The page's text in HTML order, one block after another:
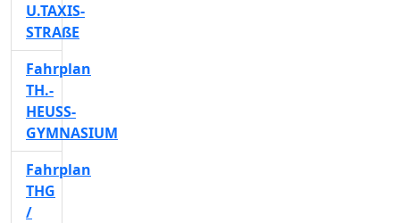
U.TAXIS-
STRAßE
Fahrplan
TH.-
HEUSS-
GYMNASIUM
Fahrplan
THG
/